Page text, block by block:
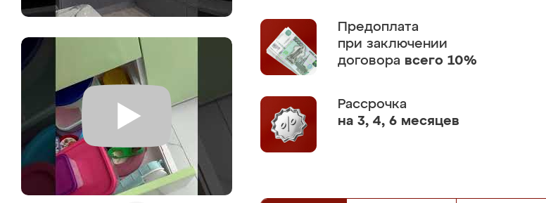
Предоплата
при заключении
договора всего 10%
Рассрочка
на 3, 4, 6 месяцев